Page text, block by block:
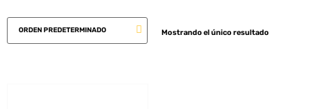
Mostrando el único resultado